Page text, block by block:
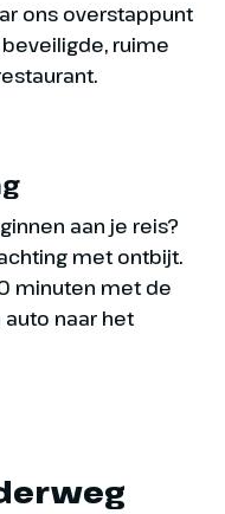
ons overstappunt
ruime
aan je reis?
met ontbijt.
minuten met de
naar het